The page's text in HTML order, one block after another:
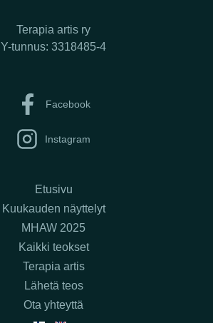
Terapia artis ry
Y-tunnus: 3318485-4
Facebook
Instagram
Etusivu
Kuukauden näyttelyt
MHAW 2025
Kaikki teokset
Terapia artis
Lähetä teos
Ota yhteyttä